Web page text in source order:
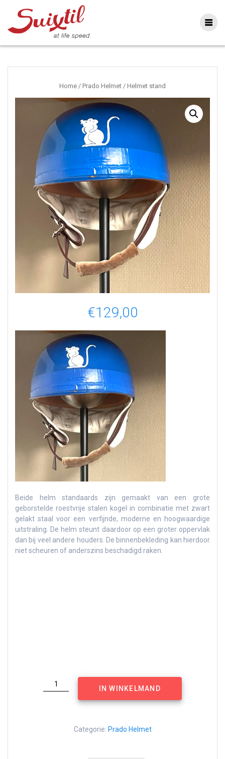
Home / Prado Helmet / Helmet stand
€129,00
Beide helm standaards zijn gemaakt van een grote
geborstelde roestvrije stalen kogel in combinatie met zwart
gelakt staal voor een verfijnde, moderne en hoogwaardige
uitstraling. De helm steunt daardoor op een groter oppervlak
dan bij veel andere houders. De binnenbekleding kan hierdoor
niet scheuren of anderszins beschadigd raken.
Helmet
stand
IN WINKELMAND
Categorie: Prado Helmet